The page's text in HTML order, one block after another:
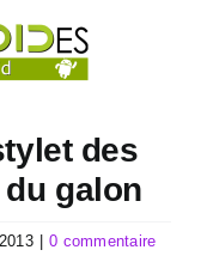
des
galon
0 commentaire